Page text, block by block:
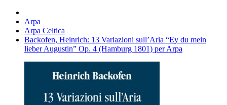
Arpa
Arpa Celtica
Backofen, Heinrich: 13 Variazioni sull’Aria “Ey du mein
lieber Augustin” Op. 4 (Hamburg 1801) per Arpa